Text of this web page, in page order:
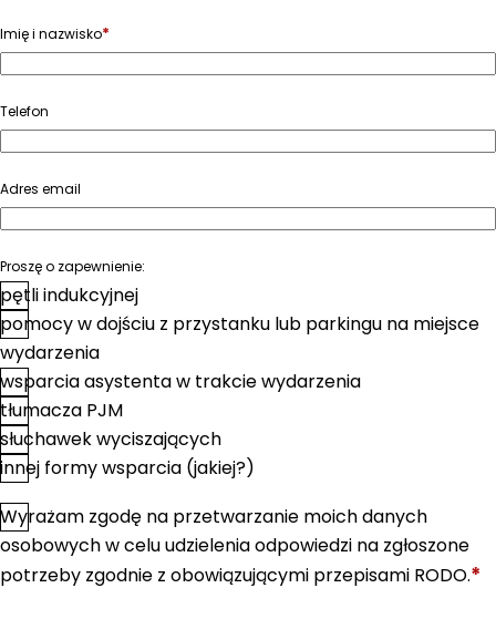
Imię i nazwisko*
Telefon
Adres email
Proszę o zapewnienie:
pętli indukcyjnej
pomocy w dojściu z przystanku lub parkingu na miejsce
wydarzenia
wsparcia asystenta w trakcie wydarzenia
tłumacza PJM
słuchawek wyciszających
innej formy wsparcia (jakiej?)
Zgoda*
Wyrażam zgodę na przetwarzanie moich danych
osobowych w celu udzielenia odpowiedzi na zgłoszone
potrzeby zgodnie z obowiązującymi przepisami RODO.*